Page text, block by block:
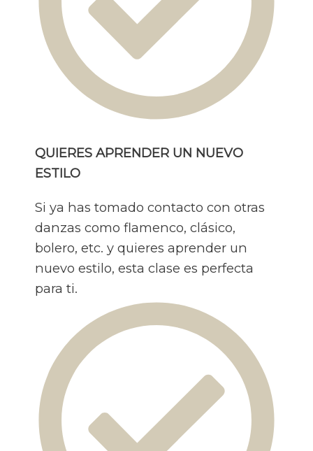
QUIERES APRENDER UN NUEVO
ESTILO
Si ya has tomado contacto con otras
danzas como flamenco, clásico,
bolero, etc. y quieres aprender un
nuevo estilo, esta clase es perfecta
para ti.